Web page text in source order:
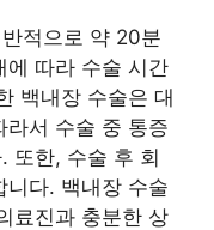
적으로 약 20분
에 따라 수술 시간
백내장 수술은 대
라서 수술 중 통증
또한, 수술 후 회
니다. 백내장 수술
료진과 충분한 상